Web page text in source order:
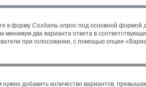
в форму Создать опрос под основной формой
два варианта ответа в
при голосовании, с помощью опции
добавить количество вариантов,